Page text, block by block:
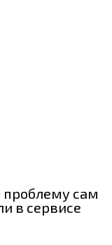
сам
в сервисе